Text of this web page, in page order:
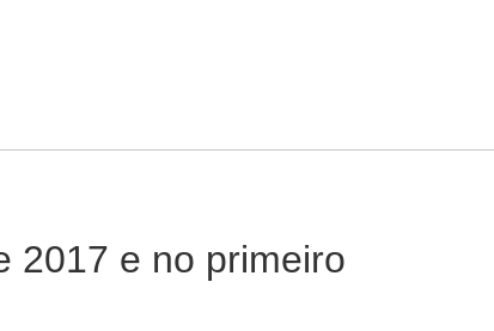
2017 e no primeiro